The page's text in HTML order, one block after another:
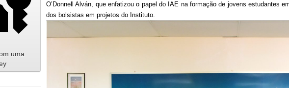
uma
O’Donnell Alván, que enfatizou o papel do IAE na formação de jovens estudantes
dos bolsistas em projetos do Instituto.